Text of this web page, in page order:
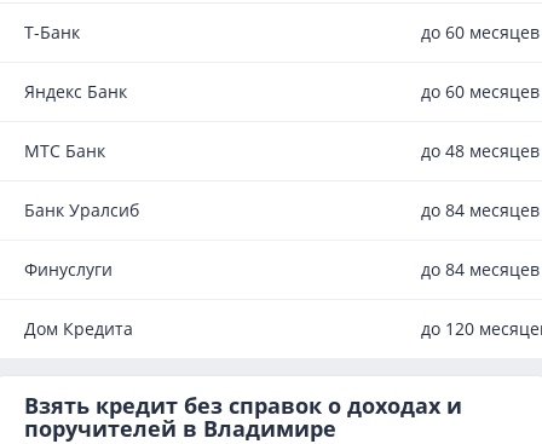
Т-Банк до 60 месяцев
Яндекс Банк до 60 месяцев
МТС Банк до 48 месяцев
Банк Уралсиб до 84 месяцев
Финуслуги до 84 месяцев
Дом Кредита до 120
Взять кредит без справок о доходах и
поручителей в Владимире